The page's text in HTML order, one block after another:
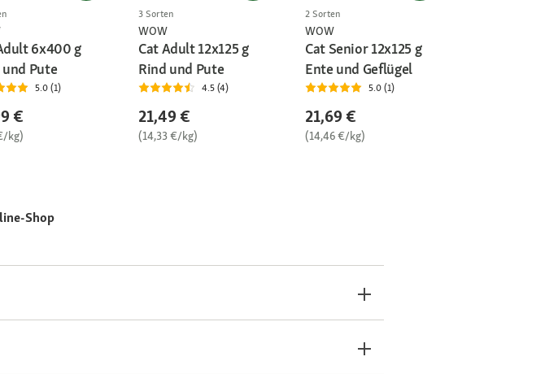
6x400 g
Pute
5.0 (1)
€
kg)
3 Sorten
WOW
Cat Adult 12x125 g
Rind und Pute
4.5 (4)
21,49 €
(14,33 €/kg)
2 Sorten
WOW
Cat Senior 12x125 g
Ente und Geflügel
5.0 (1)
21,69 €
(14,46 €/kg)
Shop